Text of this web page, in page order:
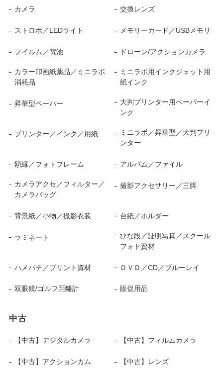
カメラ 交換レンズ
ストロボ／LEDライト メモリーカード／USBメモリ
フイルム／電池 ドローン/アクションカメラ
カラー印画紙薬品／ミニラボ
消耗品
ミニラボ用インクジェット用
紙インク
昇華型ペーパー
大判プリンター用ペーパーイ
ンク
プリンター／インク／用紙
ミニラボ／昇華型／大判プリ
ンター
額縁／フォトフレーム アルバム／ファイル
カメラアクセ／フィルター／
カメラバッグ
撮影アクセサリー／三脚
背景紙／小物／撮影衣装 台紙／ホルダー
ラミネート
ひな段／証明写真／スクール
フォト資材
ハメパチ／プリント資材 ＤＶＤ／CD／ブルーレイ
双眼鏡/ゴルフ距離計 販促用品
中古
【中古】デジタルカメラ 【中古】フィルムカメラ
【中古】アクションカム 【中古】レンズ